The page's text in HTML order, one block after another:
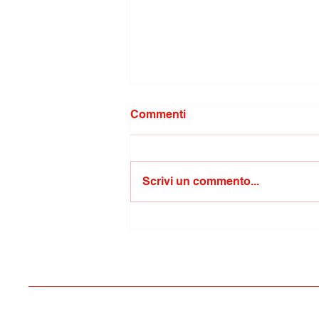
Commenti
Scrivi un commento...